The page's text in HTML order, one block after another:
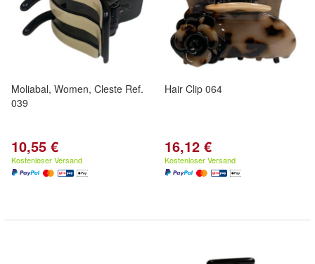
Moliabal, Women, Cleste Ref.
039
10,55 €
Kostenloser Versand
Hair Clip 064
16,12 €
Kostenloser Versand